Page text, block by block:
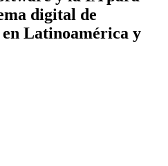
digital de
en Latinoamérica y